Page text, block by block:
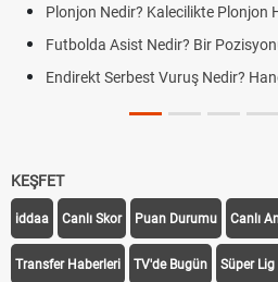
Plonjon Nedir? Kalecilikte Plonjon
Futbolda Asist Nedir? Bir
Endirekt Serbest Vuruş Nedir?
KEŞFET
iddaa Canlı Skor Puan Durumu Canlı
Transfer Haberleri TV'de Bugün Süper